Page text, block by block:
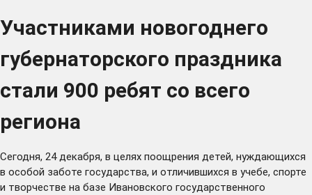
Участниками новогоднего
губернаторского праздника
стали 900 ребят со всего
региона
Сегодня, 24 декабря, в целях поощрения детей, нуждающихся
в особой заботе государства, и отличившихся в учебе, спорте
и творчестве на базе Ивановского государственного